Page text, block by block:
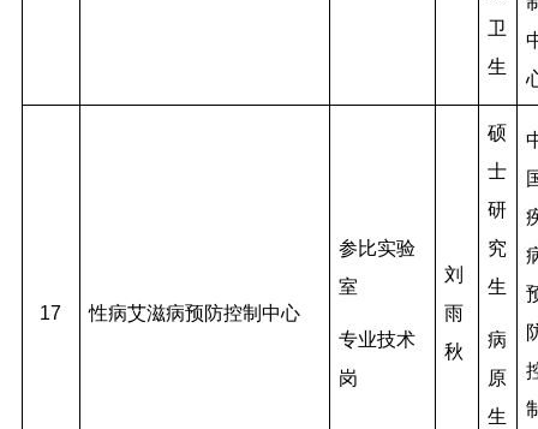
卫
生
17 性病艾滋病预防控制中心
参比实验
室
专业技术
岗
刘
雨
秋
硕
士
研
究
生
病
原
生